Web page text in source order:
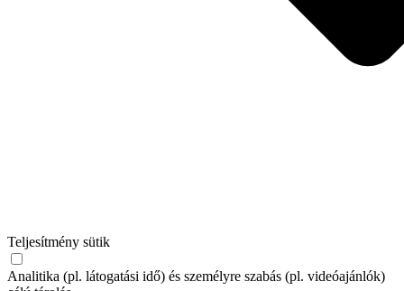
Teljesítmény sütik
Analitika (pl. látogatási idő) és személyre szabás (pl. videóajánlók)